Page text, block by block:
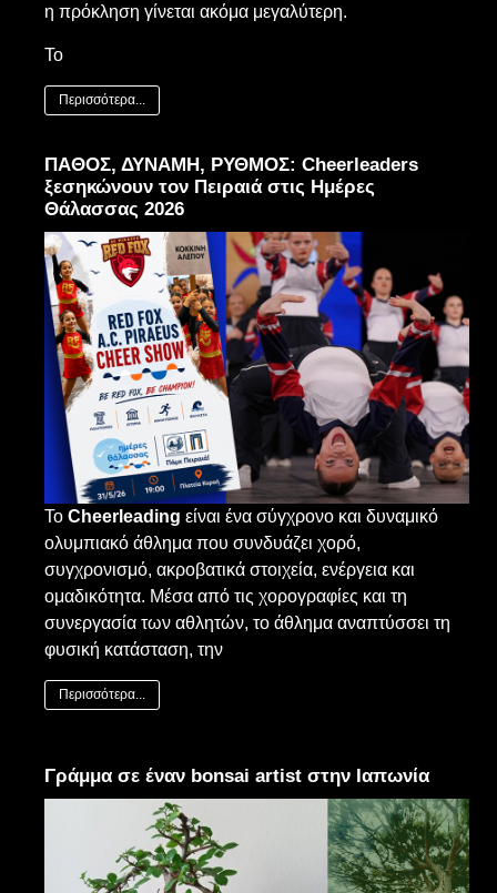
η πρόκληση γίνεται ακόμα μεγαλύτερη.
Το
Περισσότερα...
ΠΑΘΟΣ, ΔΥΝΑΜΗ, ΡΥΘΜΟΣ: Cheerleaders
ξεσηκώνουν τον Πειραιά στις Ημέρες
Θάλασσας 2026
Το Cheerleading είναι ένα σύγχρονο και δυναμικό
ολυμπιακό άθλημα που συνδυάζει χορό,
συγχρονισμό, ακροβατικά στοιχεία, ενέργεια και
ομαδικότητα. Μέσα από τις χορογραφίες και τη
συνεργασία των αθλητών, το άθλημα αναπτύσσει τη
φυσική κατάσταση, την
Περισσότερα...
Γράμμα σε έναν bonsai artist στην Ιαπωνία